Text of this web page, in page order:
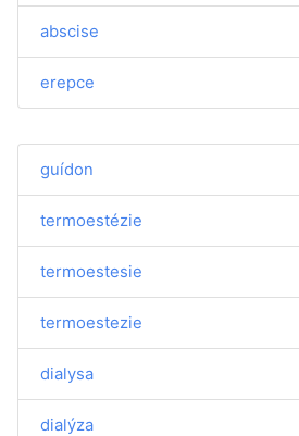
abscise
erepce
guídon
termoestézie
termoestesie
termoestezie
dialysa
dialýza